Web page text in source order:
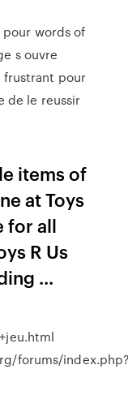
words of
s ouvre
frustrant pour
de le reussir
items of
at Toys
for all
R Us
...
forums/